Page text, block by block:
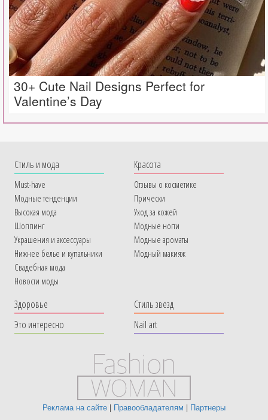
30+ Cute Nail Designs Perfect for
Valentine’s Day
Cтиль и мода
Must-have
Модные тенденции
Высокая мода
Шоппинг
Украшения и аксессуары
Нижнее белье и купальники
Свадебная мода
Новости моды
Красота
Отзывы о косметике
Прически
Уход за кожей
Модные ногти
Модные ароматы
Модный макияж
Здоровье
Это интересно
Стиль звезд
Nail art
Реклама на сайте | Правообладателям | Партнеры